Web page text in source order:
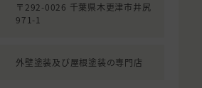
〒292-0026 千葉県木更津市井尻
971-1
外壁塗装及び屋根塗装の専門店